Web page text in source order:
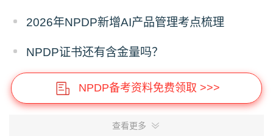
2026年NPDP新增AI产品管理考点梳理
NPDP证书还有含金量吗？
NPDP备考资料免费领取 >>>
查看更多